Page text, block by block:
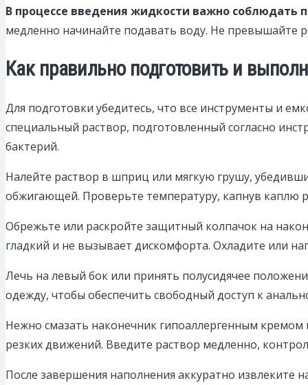
В процессе введения жидкости важно соблюдать
медленно начинайте подавать воду. Не превышайте
Как правильно подготовить и
Для подготовки убедитесь, что все инструменты и
специальный раствор, подготовленный согласно
бактерий.
Налейте раствор в шприц или мягкую грушу,
обжигающей. Проверьте температуру, капнув каплю
Обрежьте или раскройте защитный колпачок на
гладкий и не вызывает дискомфорта. Охладите или
Лечь на левый бок или принять полусидячее
одежду, чтобы обеспечить свободный доступ к
Нежно смазать наконечник гипоаллергенным кремом
резких движений. Введите раствор медленно,
После завершения наполнения аккуратно извлеките